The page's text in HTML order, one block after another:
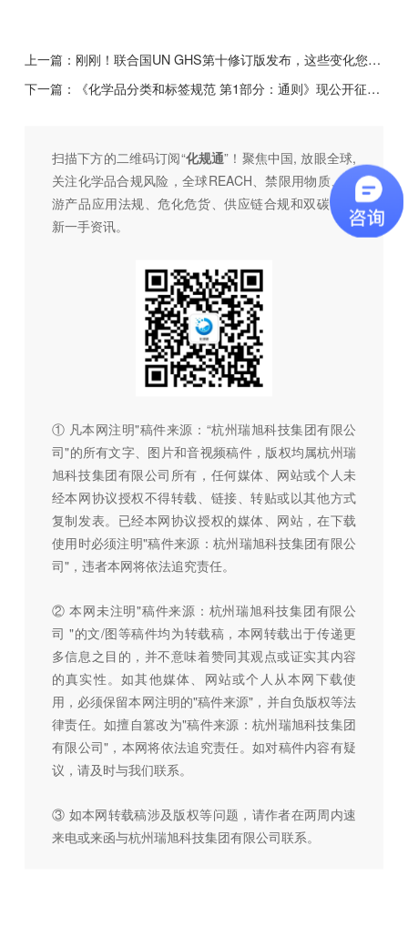
上一篇： 刚刚！联合国UN GHS第十修订版发布，这些变化您需要知道！
下一篇：
《化学品分类和标签规范 第1部分：通则》现公开征求意见
扫描下方的二维码订阅“化规通”！聚焦中国, 放眼全球,
关注化学品合规风险，全球REACH、禁限用物质、下
游产品应用法规、危化危货、供应链合规和双碳，最
新一手资讯。
① 凡本网注明"稿件来源：“杭州瑞旭科技集团有限公
司"的所有文字、图片和音视频稿件，版权均属杭州瑞
旭科技集团有限公司所有，任何媒体、网站或个人未
经本网协议授权不得转载、链接、转贴或以其他方式
复制发表。已经本网协议授权的媒体、网站，在下载
使用时必须注明"稿件来源：杭州瑞旭科技集团有限公
司"，违者本网将依法追究责任。
② 本网未注明"稿件来源：杭州瑞旭科技集团有限公
司 "的文/图等稿件均为转载稿，本网转载出于传递更
多信息之目的，并不意味着赞同其观点或证实其内容
的真实性。如其他媒体、网站或个人从本网下载使
用，必须保留本网注明的"稿件来源"，并自负版权等法
律责任。如擅自篡改为"稿件来源：杭州瑞旭科技集团
有限公司"，本网将依法追究责任。如对稿件内容有疑
议，请及时与我们联系。
③ 如本网转载稿涉及版权等问题，请作者在两周内速
来电或来函与杭州瑞旭科技集团有限公司联系。